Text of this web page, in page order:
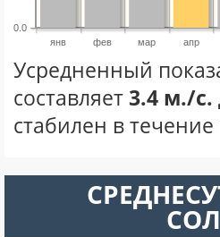
янв фев мар апр
0.0
Усредненный
составляет3.4 м./с.
стабилен в течение